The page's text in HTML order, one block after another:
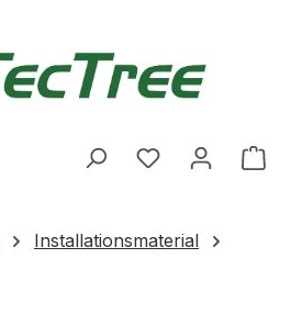
Du hast 0
Installationsmaterial